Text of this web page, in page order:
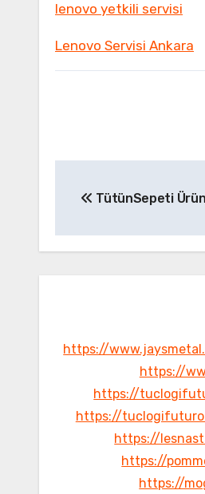
lenovo yetkili servisi
Lenovo Servisi Ankara
gezinmesi
TütünSepeti
https://
https://
https://
https://
https://
https://
https://